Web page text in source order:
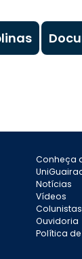
Conheça
Notícias
Vídeos
Colunistas
Ouvidoria
Política